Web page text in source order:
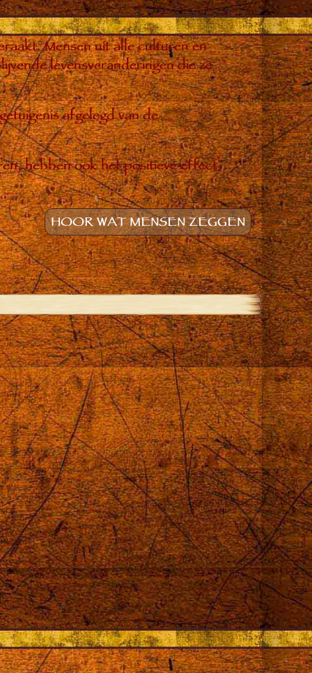
Mensen uit alle culturen en
levensveranderingen die ze
afgelegd van de
hebben ook het positieve effect
HOOR WAT MENSEN ZEGGEN